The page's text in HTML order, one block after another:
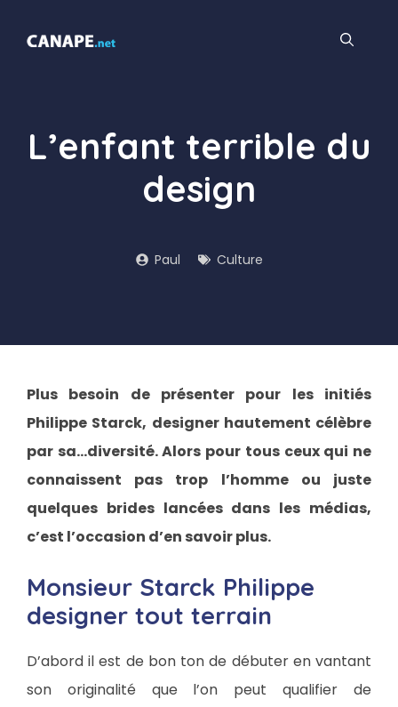
contenu
L’enfant terrible du
design
Paul Culture
Plus besoin de présenter pour les initiés
Philippe Starck, designer hautement célèbre
par sa…diversité. Alors pour tous ceux qui ne
connaissent pas trop l’homme ou juste
quelques brides lancées dans les médias,
c’est l’occasion d’en savoir plus.
Monsieur Starck Philippe
designer tout terrain
D’abord il est de bon ton de débuter en vantant
son originalité que l’on peut qualifier de